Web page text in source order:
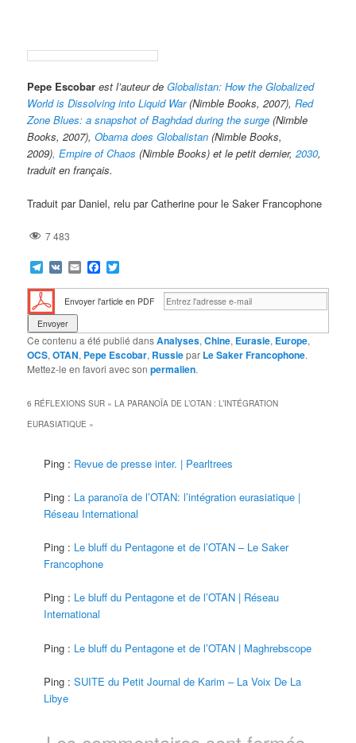
Pepe Escobar est l’auteur deGlobalistan: How the Globalized
World is Dissolving into Liquid War(Nimble Books, 2007),Red
Zone Blues: a snapshot of Baghdad during the surge (Nimble
Books, 2007),Obama does Globalistan (Nimble Books,
2009), Empire of Chaos (Nimble Books) et le petit dernier,2030,
traduit en français.
Traduit par Daniel, relu par Catherine pour le Saker Francophone
7 483
Telegram
VK EmailFacebook
Envoyer l'article en PDF
Ce contenu a été publié dansAnalyses,Chine, Eurasie, Europe,
OCS,OTAN, Pepe Escobar, Russiepar Le Saker Francophone.
Mettez-le en favori avec sonpermalien.
6 RÉFLEXIONS SUR «LA PARANOÏA DE L’OTAN : L’INTÉGRATION
EURASIATIQUE »
Ping : Revue de presse inter. | Pearltrees
Ping : La paranoïa de l’OTAN: l’intégration eurasiatique |
Réseau International
Ping : Le bluff du Pentagone et de l’OTAN – Le Saker
Francophone
Ping : Le bluff du Pentagone et de l’OTAN | Réseau
International
Ping : Le bluff du Pentagone et de l’OTAN | Maghrebscope
Ping :SUITE du Petit Journal de Karim – La Voix De La
Libye